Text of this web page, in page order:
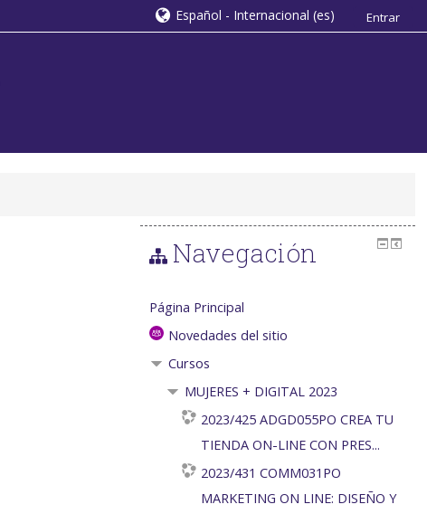
Entrar
Español - Internacional ‎(es)‎
Navegación
Página Principal
Novedades del sitio
Cursos
MUJERES + DIGITAL 2023
2023/425 ADGD055PO CREA TU
TIENDA ON-LINE CON PRES...
2023/431 COMM031PO
MARKETING ON LINE: DISEÑO Y